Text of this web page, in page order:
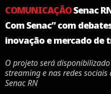
COMUNICAÇÃOSenac
Com Senac” com
inovação e mercado de
O projeto será
streaming e nas redes sociais
Senac RN